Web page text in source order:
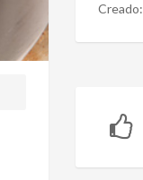
Creado: